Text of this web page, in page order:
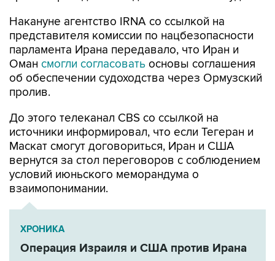
Накануне агентство IRNA со ссылкой на
представителя комиссии по нацбезопасности
парламента Ирана передавало, что Иран и
Оман смогли согласовать основы соглашения
об обеспечении судоходства через Ормузский
пролив.
До этого телеканал CBS со ссылкой на
источники информировал, что если Тегеран и
Маскат смогут договориться, Иран и США
вернутся за стол переговоров с соблюдением
условий июньского меморандума о
взаимопонимании.
ХРОНИКА
Операция Израиля и США против Ирана